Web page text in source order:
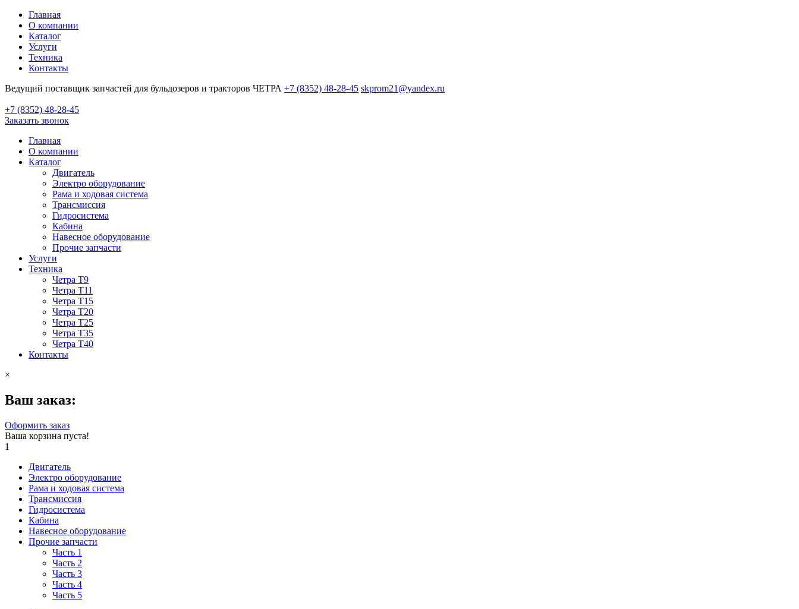
Главная
О компании
Каталог
Услуги
Техника
Контакты
Ведущий поставщик запчастей для бульдозеров и тракторов ЧЕТРА +7 (8352) 48-28-45 skprom21@yandex.ru
+7 (8352) 48-28-45
Заказать звонок
Главная
О компании
Каталог
Двигатель
Электро оборудование
Рама и ходовая система
Трансмиссия
Гидросистема
Кабина
Навесное оборудование
Прочие запчасти
Услуги
Техника
Четра Т9
Четра Т11
Четра Т15
Четра Т20
Четра Т25
Четра Т35
Четра Т40
Контакты
×
Ваш заказ:
Оформить заказ
Ваша корзина пуста!
1
Двигатель
Электро оборудование
Рама и ходовая система
Трансмиссия
Гидросистема
Кабина
Навесное оборудование
Прочие запчасти
Часть 1
Часть 2
Часть 3
Часть 4
Часть 5